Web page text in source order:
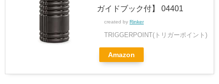
ガイドブック付】 04401
created by Rinker
TRIGGERPOINT(トリガーポイント)
Amazon